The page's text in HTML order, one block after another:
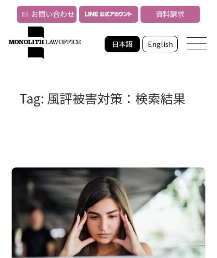
日本語 English
お問い合わせ 資料請求
Tag: 風評被害対策：検索結果